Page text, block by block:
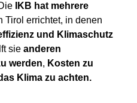
IKB hat mehrere
Tirol errichtet, in denen
und Klimaschutz
sie anderen
werden, Kosten zu
Klima zu achten.